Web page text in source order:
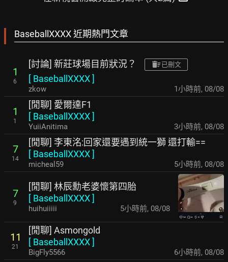
BaseballXXXX 近期熱門文章
1
6
[討論] 新莊球場目前狀況？ 已刪文
[ BaseballXXXX]
zkow 1小時前, 08/08
1
1
[閒聊] 愛爾達F1
[ BaseballXXXX]
YuiiAnitima 3小時前, 08/08
7
14
[閒聊] 李東洺:回家還要遇到統一獅 還打輸==
[ BaseballXXXX]
micheal59 5小時前, 08/08
7
9
[閒聊] 林辰勳老婆懷第四胎
[ BaseballXXXX]
huihuiiiii 5小時前, 08/08
11
21
[閒聊] Asmongold
[ BaseballXXXX]
BigFly5566 6小時前, 08/08